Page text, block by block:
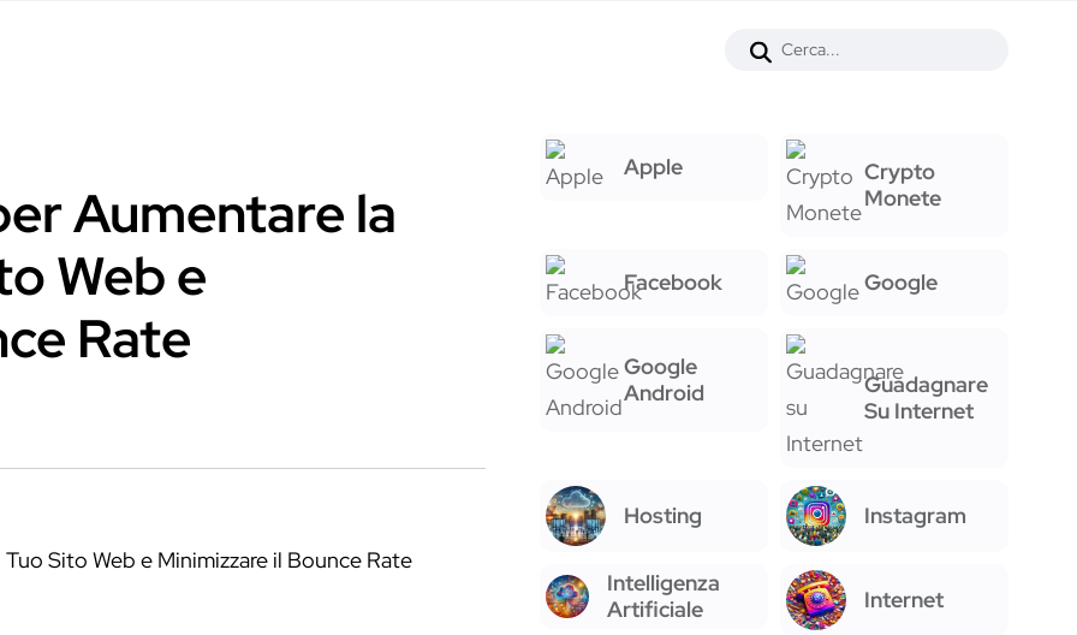
Aumentare la
Web e
Rate
Apple
Crypto
Monete
Facebook Google
Google
Android
Guadagnare
Su Internet
Hosting Instagram
Intelligenza
Artificiale
Internet